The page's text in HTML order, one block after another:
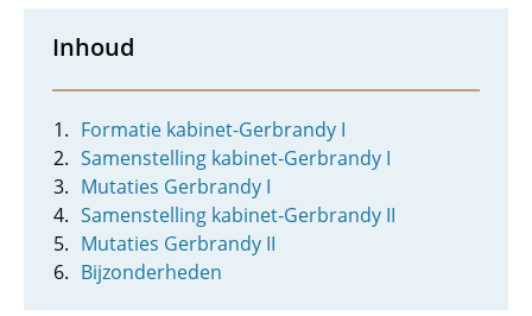
Inhoud
Formatie kabinet-Gerbrandy I
Samenstelling kabinet-Gerbrandy I
Mutaties Gerbrandy I
Samenstelling kabinet-Gerbrandy II
Mutaties Gerbrandy II
Bijzonderheden